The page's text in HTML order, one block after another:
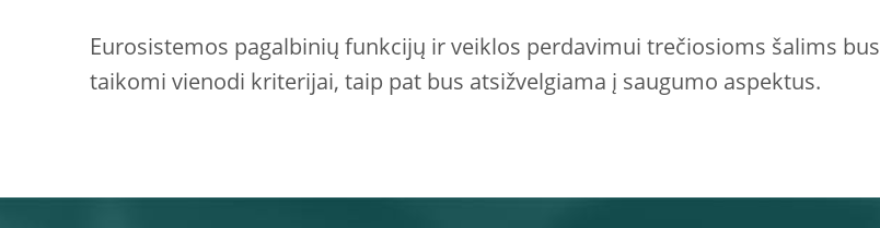
Eurosistemos pagalbinių funkcijų ir veiklos perdavimui trečiosioms šalims bus
taikomi vienodi kriterijai, taip pat bus atsižvelgiama į saugumo aspektus.